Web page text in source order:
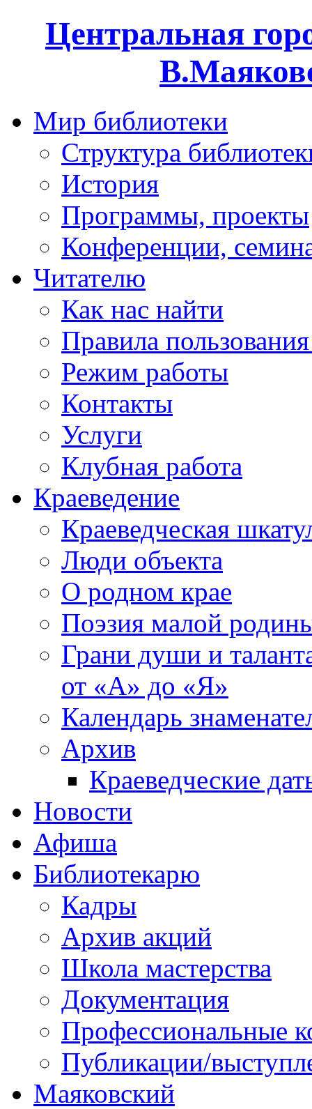
Центральная
Мир библиотеки
Структура
История
Программы, проекты
Конференции,
Читателю
Как нас найти
Правила
Режим работы
Контакты
Услуги
Клубная работа
Краеведение
Краеведческая
Люди объекта
О родном крае
Поэзия малой
Грани души и
от «А» до «Я»
Календарь
Архив
Краеведческие
Новости
Афиша
Библиотекарю
Кадры
Архив акций
Школа мастерства
Документация
Профессиональные
Публикации/
Маяковский